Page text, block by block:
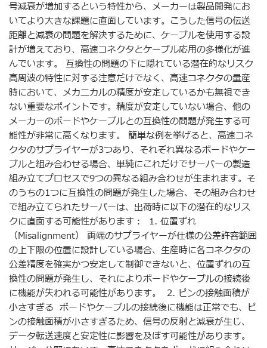
号減衰が増加するという特性から、メーカーは製品開発にお
いてより大きな課題に直面しています。こうした信号の伝送
距離と減衰の問題を解決するために、ケーブルを使用する設
計が増えており、高速コネクタとケーブル応用の多様化が進
んでいます。 互換性の問題の下に隠れている潜在的なリスク
高周波の特性に対する注意だけでなく、高速コネクタの量産
時において、メカニカルの精度が安定しているかも無視でき
ない重要なポイントです。精度が安定していない場合、他の
メーカーのボードやケーブルとの互換性の問題が発生する可
能性が非常に高くなります。 簡単な例を挙げると、高速コネ
クタのサプライヤーが3つあり、それぞれ異なるボードやケー
ブルと組み合わせる場合、単純にこれだけでサーバーの製造
組み立てプロセスで9つの異なる組み合わせが生まれます。そ
のうちの1つに互換性の問題が発生した場合、その組み合わせ
で組み立てられたサーバーは、出荷時に以下の潜在的なリス
クに直面する可能性があります： 1. 位置ずれ
（Misalignment） 両端のサプライヤーが仕様の公差許容範囲
の上下限の位置に設計している場合、生産時に各コネクタの
公差精度を確実かつ安定して制御できないと、位置ずれの互
換性の問題が発生し、それによりボードやケーブルの接続後
に機能が失われる可能性があります。 2. ピンの接触面積が
小さすぎる ボードやケーブルの接続後に機能は正常でも、ピ
ンの接触面積が小さすぎるため、信号の反射と減衰が生じ、
データ転送速度と安定性に影響を及ぼす可能性があります。